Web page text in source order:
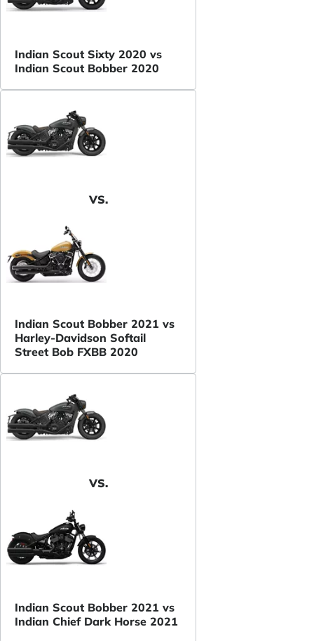
Indian Scout Sixty 2020 vs
Indian Scout Bobber 2020
VS.
Indian Scout Bobber 2021 vs
Harley-Davidson Softail
Street Bob FXBB 2020
VS.
Indian Scout Bobber 2021 vs
Indian Chief Dark Horse 2021